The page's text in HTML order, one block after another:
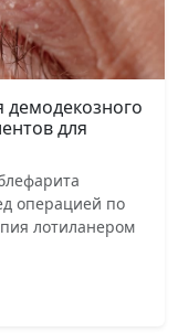
демодекозного
для
операцией по
лотиланером